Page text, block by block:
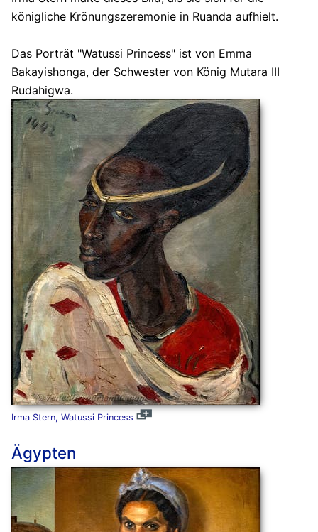
königliche Krönungszeremonie in Ruanda aufhielt.
Das Porträt "Watussi Princess" ist von Emma
Bakayishonga, der Schwester von König Mutara III
Rudahigwa.
Irma Stern, Watussi Princess
Ägypten